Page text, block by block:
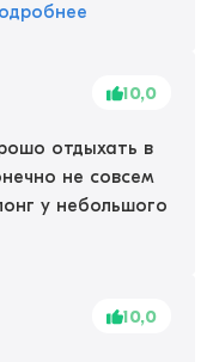
10,0
отдыхать в
не совсем
у небольшого
10,0